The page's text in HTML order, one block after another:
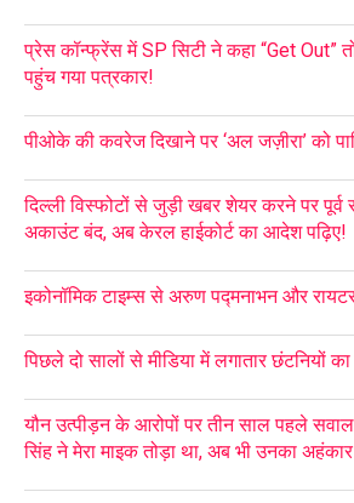
प्रेस कॉन्फ्रेंस में SP सिटी ने कहा “Get Out” तो
पहुंच गया पत्रकार!
पीओके की कवरेज दिखाने पर ‘अल जज़ीरा’ को
दिल्ली विस्फोटों से जुड़ी खबर शेयर करने पर
अकाउंट बंद, अब केरल हाईकोर्ट का आदेश पढ़िए!
इकोनॉमिक टाइम्स से अरुण पद्मनाभन और
पिछले दो सालों से मीडिया में लगातार छंटनियों का
यौन उत्पीड़न के आरोपों पर तीन साल पहले
सिंह ने मेरा माइक तोड़ा था, अब भी उनका